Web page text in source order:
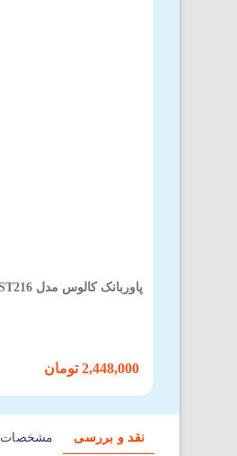
پاوربانک کالوس مدل FAST216 ظرفیت 20000 میلی‌آمپر ساعت توان 22.5 وات
نقد و بررسی مشخصات